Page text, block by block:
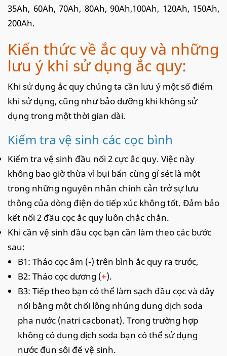
35Ah, 60Ah, 70Ah, 80Ah, 90Ah,100Ah, 120Ah, 150Ah,
200Ah.
Kiến thức về ắc quy và những
lưu ý khi sử dụng ắc quy:
Khi sử dụng ắc quy chúng ta cần lưu ý một số điểm
khi sử dụng, cũng như bảo dưỡng khi không sử
dụng trong một thời gian dài.
Kiểm tra vệ sinh các cọc bình
Kiểm tra vệ sinh đầu nối 2 cực ắc quy. Việc này
không bao giờ thừa vì bụi bẩn cùng gỉ sét là một
trong những nguyên nhân chính cản trở sự lưu
thông của dòng điện do tiếp xúc không tốt. Đảm bảo
kết nối 2 đầu cọc ắc quy luôn chắc chắn.
Khi cần vệ sinh đầu cọc bạn cần làm theo các bước
sau:
B1: Tháo cọc âm (-) trên bình ắc quy ra trước,
B2: Tháo cọc dương (+).
B3: Tiếp theo bạn có thể làm sạch đầu cọc và dây
nối bằng một chổi lông nhúng dung dịch soda
pha nước (natri cacbonat). Trong trường hợp
không có dung dịch soda bạn có thể sử dụng
nước đun sôi để vệ sinh.